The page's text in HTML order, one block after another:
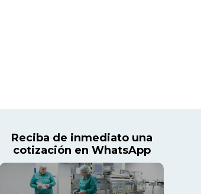
Reciba de inmediato una
cotización en WhatsApp